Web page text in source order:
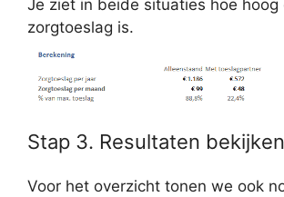
Je ziet in beide situaties hoe hoog
zorgtoeslag is.
Stap 3. Resultaten bekijken
Voor het overzicht tonen we ook